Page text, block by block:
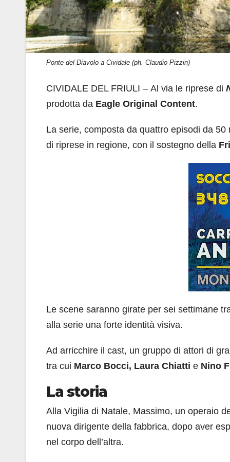
Ponte del Diavolo a Cividale (ph. Claudio Pizzin)
CIVIDALE DEL FRIULI – Al via le riprese di
prodotta da Eagle Original Content.
La serie, composta da quattro episodi da
di riprese in regione, con il sostegno della
Le scene saranno girate per sei settimane
alla serie una forte identità visiva.
Ad arricchire il cast, un gruppo di attori di
tra cui Marco Bocci, Laura Chiatti e Nino
La storia
Alla Vigilia di Natale, Massimo, un operaio
nuova dirigente della fabbrica, dopo aver
nel corpo dell’altra.